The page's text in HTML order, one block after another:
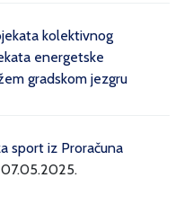
kolektivnog
energetske
gradskom jezgru
sport iz Proračuna
07.05.2025.